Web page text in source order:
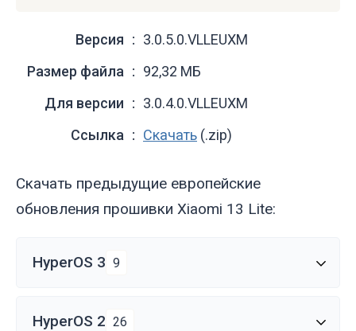
Версия
3.0.5.0.VLLEUXM
Размер файла
92,32 МБ
Для версии
3.0.4.0.VLLEUXM
Ссылка
Скачать (.zip)
Скачать предыдущие европейские
обновления прошивки Xiaomi 13 Lite:
HyperOS 3 9
HyperOS 2 26